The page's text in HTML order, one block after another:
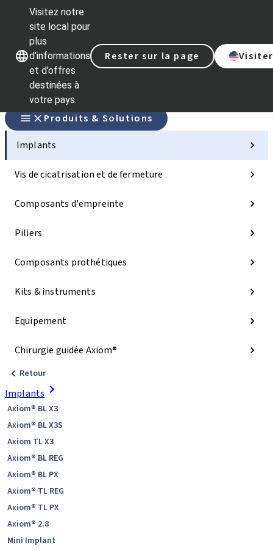
Visitez notre
site local pour
plus
d’informations
et d’offres
destinées à
votre pays.
Rester sur la page Visiter
Nos marquesNos marques
Produits & Solutions
Implants
Vis de cicatrisation et de fermeture
Composants d'empreinte
Piliers
Composants prothétiques
Kits & instruments
Equipement
Chirurgie guidée Axiom®
Retour
Implants
Axiom® BL X3
Axiom® BL X3S
Axiom TL X3
Axiom® BL REG
Axiom® BL PX
Axiom® TL REG
Axiom® TL PX
Axiom® 2.8
Mini Implant